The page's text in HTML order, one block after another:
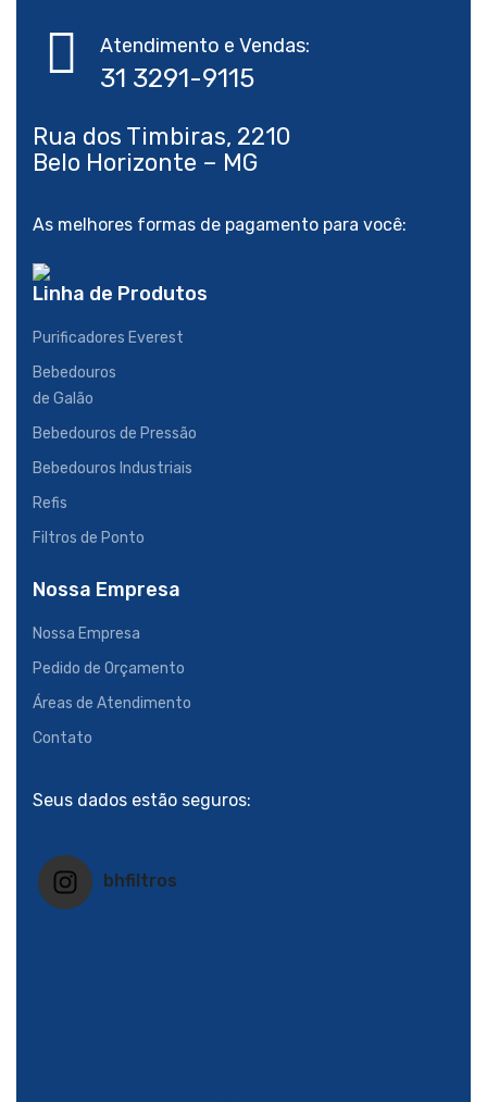
Atendimento e Vendas:
Rua dos Timbiras, 2210
As melhores formas de pagamento para você:
Linha de Produtos
Purificadores Everest
Bebedouros
de Galão
Bebedouros de Pressão
Bebedouros Industriais
Refis
Filtros de Ponto
Nossa Empresa
Nossa Empresa
Pedido de Orçamento
Áreas de Atendimento
Contato
Seus dados estão seguros:
bhfiltros